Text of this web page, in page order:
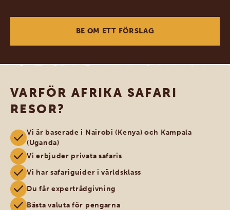
BE OM ETT FÖRSLAG
VARFÖR AFRIKA SAFARI
RESOR?
Vi är baserade i Nairobi (Kenya) och Kampala
(Uganda)
Vi erbjuder privata safaris
Vi har safariguider i världsklass
Du får expertrådgivning
Bästa valuta för pengarna